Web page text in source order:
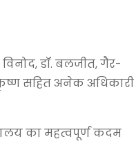
डॉ. बलजीत, गैर-
कृष्ण सहित अनेक अधिकारी
का महत्वपूर्ण कदम